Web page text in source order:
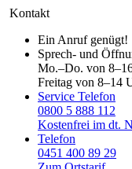
Kontakt
Ein Anruf genügt!
Sprech- und
Mo.–Do. von
Freitag von 8–14
Service Telefon
0800 5 888 112
Kostenfrei im dt.
Telefon
0451 400 89 29